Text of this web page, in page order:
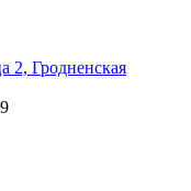
2, Гродненская